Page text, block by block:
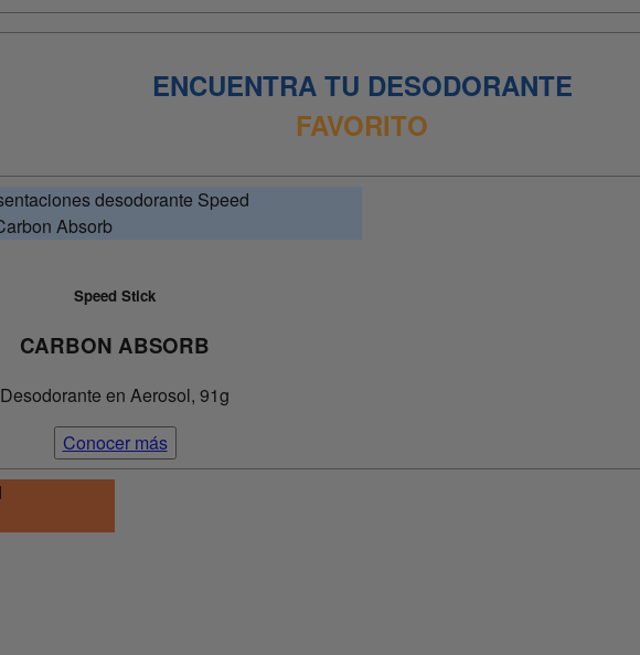
ENCUENTRA TU DESODORANTE
FAVORITO
Speed Stick
CARBON ABSORB
Desodorante en Aerosol, 91g
Conocer más